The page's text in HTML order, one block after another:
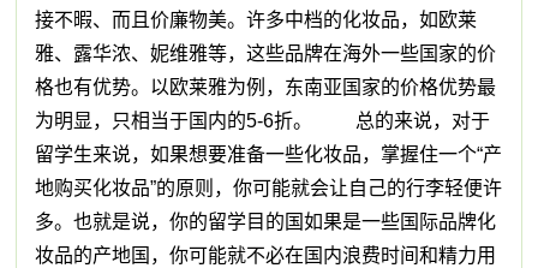
接不暇、而且价廉物美。许多中档的化妆品，如欧莱
雅、露华浓、妮维雅等，这些品牌在海外一些国家的价
格也有优势。以欧莱雅为例，东南亚国家的价格优势最
为明显，只相当于国内的5-6折。 总的来说，对于
留学生来说，如果想要准备一些化妆品，掌握住一个“产
地购买化妆品”的原则，你可能就会让自己的行李轻便许
多。也就是说，你的留学目的国如果是一些国际品牌化
妆品的产地国，你可能就不必在国内浪费时间和精力用